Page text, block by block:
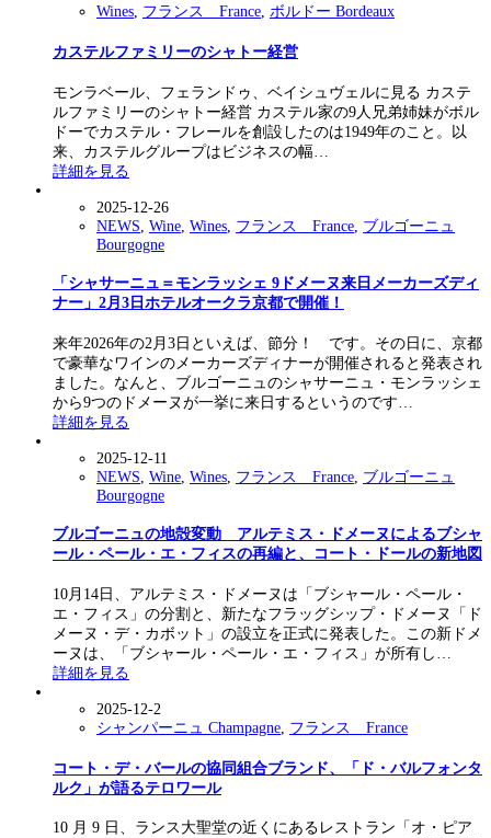
Wines, フランス France, ボルドー Bordeaux
カステルファミリーのシャトー経営
モンラベール、フェランドゥ、ベイシュヴェルに見る カステ
ルファミリーのシャトー経営 カステル家の9人兄弟姉妹がボル
ドーでカステル・フレールを創設したのは1949年のこと。以
来、カステルグループはビジネスの幅…
詳細を見る
2025-12-26
NEWS Wine Wines フランス France ブルゴーニュ
Bourgogne
「シャサーニュ＝モンラッシェ 9ドメーヌ来日メーカーズディ
ナー」2月3日ホテルオークラ京都で開催！
来年2026年の2月3日といえば、節分！ です。その日に、京都
で豪華なワインのメーカーズディナーが開催されると発表され
ました。なんと、ブルゴーニュのシャサーニュ・モンラッシェ
から9つのドメーヌが一挙に来日するというのです…
詳細を見る
2025-12-11
NEWS Wine Wines フランス France ブルゴーニュ
Bourgogne
ブルゴーニュの地殻変動 アルテミス・ドメーヌによるブシャ
ール・ペール・エ・フィスの再編と、コート・ドールの新地図
10月14日、アルテミス・ドメーヌは「ブシャール・ペール・
エ・フィス」の分割と、新たなフラッグシップ・ドメーヌ「ド
メーヌ・デ・カボット」の設立を正式に発表した。この新ドメ
ーヌは、「ブシャール・ペール・エ・フィス」が所有し…
詳細を見る
2025-12-2
シャンパーニュ Champagne, フランス France
コート・デ・バールの協同組合ブランド、「ド・バルフォンタ
ルク」が語るテロワール
10 月 9 日、ランス大聖堂の近くにあるレストラン「オ・ピア